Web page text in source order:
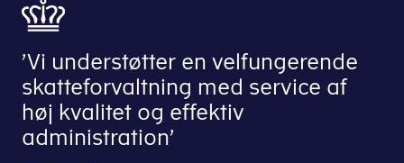
’Vi understøtter en velfungerende
skatteforvaltning med service af
høj kvalitet og effektiv
administration’